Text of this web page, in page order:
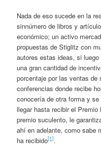
Nada de eso sucede en la
sinnúmero de libros y
económico; un activo
propuestas de Stiglitz con
autores estas ideas, si
una gran cantidad de
porcentaje por las ventas
conferencias donde recibe
conocería de otra forma y
llegar hasta recibir el
premio suculento, le
ahí en adelante, como sabe
ha recibido[1].